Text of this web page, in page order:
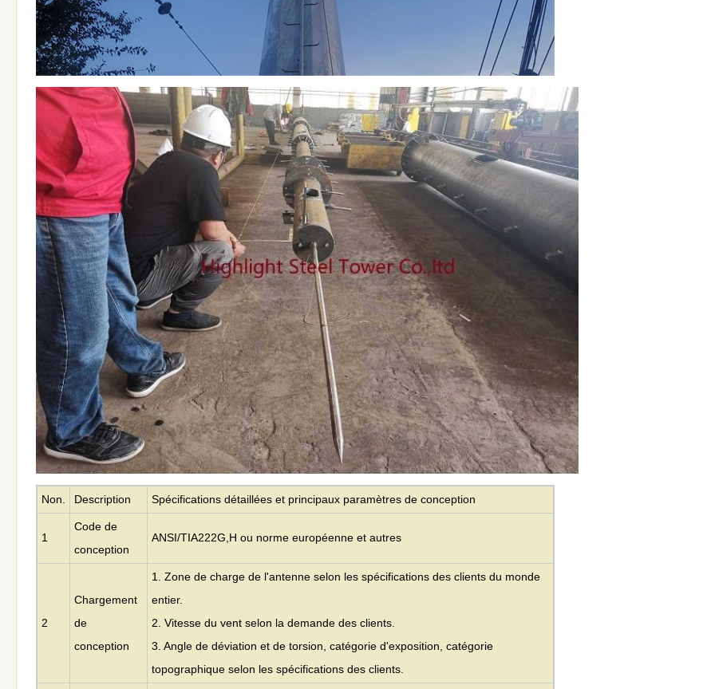
Non. Description Spécifications détaillées et principaux paramètres de conception
1
Code de
conception
ANSI/TIA222G,H ou norme européenne et autres
2
Chargement
de
conception
1. Zone de charge de l'antenne selon les spécifications des clients du monde
entier.
2. Vitesse du vent selon la demande des clients.
3. Angle de déviation et de torsion, catégorie d'exposition, catégorie
topographique selon les spécifications des clients.